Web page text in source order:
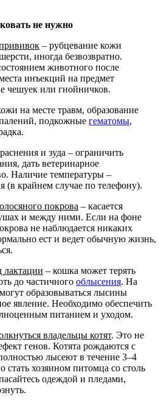
не нужно
– рубцевание кожи
иногда безвозвратно.
животного после
инъекций на предмет
чешуек или гнойничков.
на месте травм, образование
подкожные гематомы,
и зуда – ограничить
дать ветеринарное
Наличие температуры –
(в крайнем случае по телефону).
покрова – касается
ушах и между ними. Если на фоне
не наблюдается никаких
ест и ведет обычную жизнь,
лактации – кошка может терять
до частичного облысения. На
образовываться лысины
явление. Необходимо обеспечить
питанием и уходом.
владельцы котят. Это не
генов. Котята рождаются с
лысеют в течение 3–4
стать хозяином питомца со столь
одеждой и пледами,